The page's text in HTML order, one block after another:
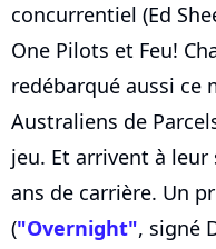
concurrentiel (Ed
One Pilots et Feu!
redébarqué aussi ce
Australiens de
jeu. Et arrivent à
ans de carrière. Un
("Overnight", signé